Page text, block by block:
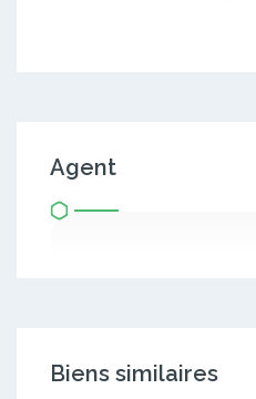
Agent
Biens similaires